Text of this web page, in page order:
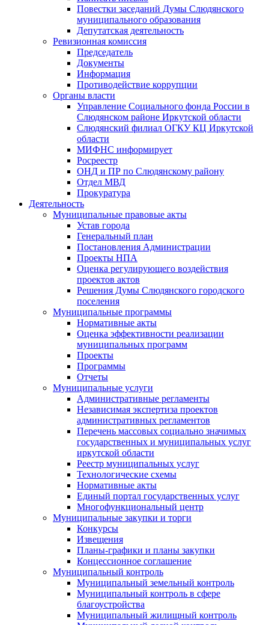
Повестки заседаний Думы Слюдянского
муниципального образования
Депутатская деятельность
Ревизионная комиссия
Председатель
Документы
Информация
Противодействие коррупции
Органы власти
Управление Социального фонда России в
Слюдянском районе Иркутской области
Слюдянский филиал ОГКУ КЦ Иркутской
области
МИФНС информирует
Росреестр
ОНД и ПР по Слюдянскому району
Отдел МВД
Прокуратура
Деятельность
Муниципальные правовые акты
Устав города
Генеральный план
Постановления Администрации
Проекты НПА
Оценка регулирующего воздействия
проектов актов
Решения Думы Слюдянского городского
поселения
Муниципальные программы
Нормативные акты
Оценка эффективности реализации
муниципальных программ
Проекты
Программы
Отчеты
Муниципальные услуги
Административные регламенты
Независимая экспертиза проектов
административных регламентов
Перечень массовых социально значимых
государственных и муниципальных услуг
иркутской области
Реестр муниципальных услуг
Технологические схемы
Нормативные акты
Единый портал государственных услуг
Многофункциональный центр
Муниципальные закупки и торги
Конкурсы
Извещения
Планы-графики и планы закупки
Концессионное соглашение
Муниципальный контроль
Муниципальный земельный контроль
Муниципальный контроль в сфере
благоустройства
Муниципальный жилищный контроль